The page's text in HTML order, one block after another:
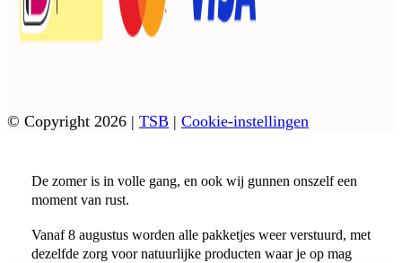
© Copyright 2026 | TSB | Cookie-instellingen
De zomer is in volle gang, en ook wij gunnen onszelf een
moment van rust.
Vanaf 8 augustus worden alle pakketjes weer verstuurd, met
dezelfde zorg voor natuurlijke producten waar je op mag